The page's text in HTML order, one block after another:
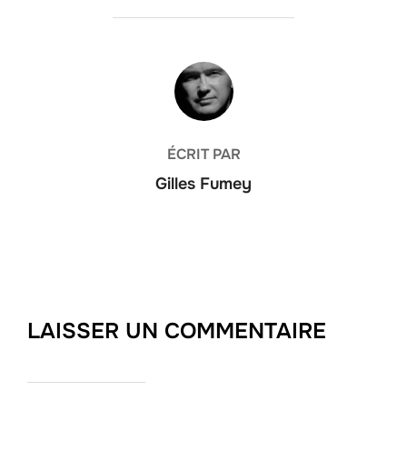
AUTEUR DE LA PUBLICATION
ÉCRIT PAR
Gilles Fumey
LAISSER UN COMMENTAIRE